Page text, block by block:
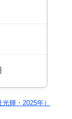
輝・2025年）